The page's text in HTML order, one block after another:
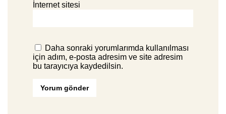
İnternet sitesi
Daha sonraki yorumlarımda kullanılması
için adım, e-posta adresim ve site adresim
bu tarayıcıya kaydedilsin.